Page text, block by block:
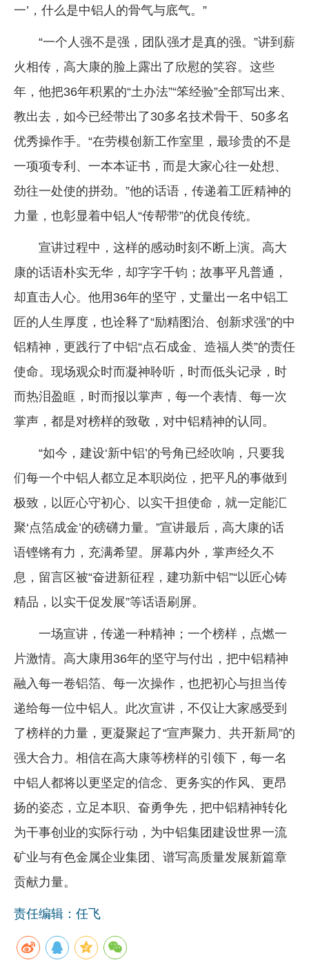
一’，什么是中铝人的骨气与底气。”
“一个人强不是强，团队强才是真的强。”讲到薪
火相传，高大康的脸上露出了欣慰的笑容。这些
年，他把36年积累的“土办法”“笨经验”全部写出来、
教出去，如今已经带出了30多名技术骨干、50多名
优秀操作手。“在劳模创新工作室里，最珍贵的不是
一项项专利、一本本证书，而是大家心往一处想、
劲往一处使的拼劲。”他的话语，传递着工匠精神的
力量，也彰显着中铝人“传帮带”的优良传统。
宣讲过程中，这样的感动时刻不断上演。高大
康的话语朴实无华，却字字千钧；故事平凡普通，
却直击人心。他用36年的坚守，丈量出一名中铝工
匠的人生厚度，也诠释了“励精图治、创新求强”的中
铝精神，更践行了中铝“点石成金、造福人类”的责任
使命。现场观众时而凝神聆听，时而低头记录，时
而热泪盈眶，时而报以掌声，每一个表情、每一次
掌声，都是对榜样的致敬，对中铝精神的认同。
“如今，建设‘新中铝’的号角已经吹响，只要我
们每一个中铝人都立足本职岗位，把平凡的事做到
极致，以匠心守初心、以实干担使命，就一定能汇
聚‘点箔成金’的磅礴力量。”宣讲最后，高大康的话
语铿锵有力，充满希望。屏幕内外，掌声经久不
息，留言区被“奋进新征程，建功新中铝”“以匠心铸
精品，以实干促发展”等话语刷屏。
一场宣讲，传递一种精神；一个榜样，点燃一
片激情。高大康用36年的坚守与付出，把中铝精神
融入每一卷铝箔、每一次操作，也把初心与担当传
递给每一位中铝人。此次宣讲，不仅让大家感受到
了榜样的力量，更凝聚起了“宣声聚力、共开新局”的
强大合力。相信在高大康等榜样的引领下，每一名
中铝人都将以更坚定的信念、更务实的作风、更昂
扬的姿态，立足本职、奋勇争先，把中铝精神转化
为干事创业的实际行动，为中铝集团建设世界一流
矿业与有色金属企业集团、谱写高质量发展新篇章
贡献力量。
责任编辑：任飞